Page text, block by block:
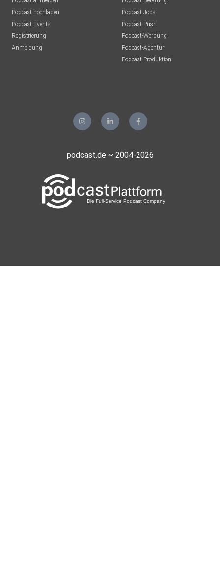
Podcast hochladen
Podcast-Events
Registrierung
Anmeldung
Podcast-Jobs
Podcast-Push
Podcast-Werbung
Podcast-Agentur
Podcast-Produktion
podcast.de ~ 2004-2026